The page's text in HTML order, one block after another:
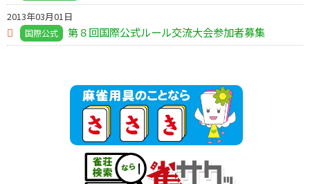
2013年03月01日
国際公式 第８回国際公式ルール交流大会参加者募集